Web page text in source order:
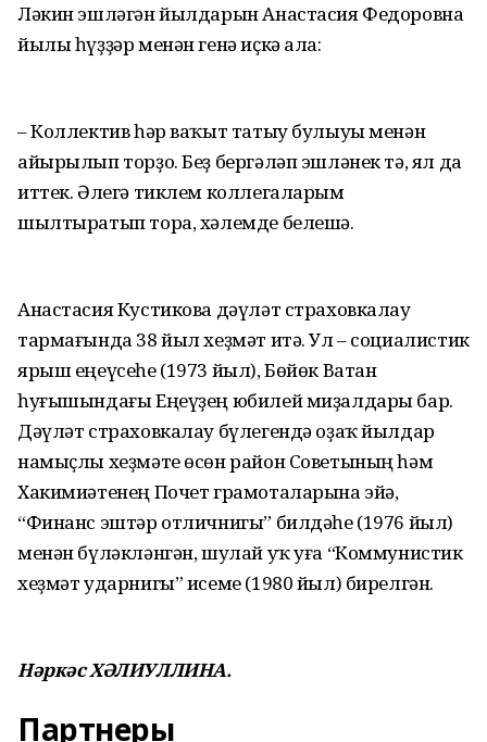
Ләкин эшләгән йылдарын Анастасия Федоровна
йылы һүҙҙәр менән генә иҫкә ала:
– Коллектив һәр ваҡыт татыу булыуы менән
айырылып торҙо. Беҙ бергәләп эшләнек тә, ял да
иттек. Әлегә тиклем коллегаларым
шылтыратып тора, хәлемде белешә.
Анастасия Кустикова дәүләт страховкалау
тармағында 38 йыл хеҙмәт итә. Ул – социалистик
ярыш еңеүсеһе (1973 йыл), Бөйөк Ватан
һуғышындағы Еңеүҙең юбилей миҙалдары бар.
Дәүләт страховкалау бүлегендә оҙаҡ йылдар
намыҫлы хеҙмәте өсөн район Советының һәм
Хакимиәтенең Почет грамоталарына эйә,
“Финанс эштәр отличнигы” билдәһе (1976 йыл)
менән бүләкләнгән, шулай уҡ уға “Коммунистик
хеҙмәт ударнигы” исеме (1980 йыл) бирелгән.
Нәркәс ХӘЛИУЛЛИНА.
Партнеры